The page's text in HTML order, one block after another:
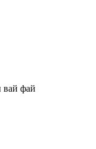
вай фай